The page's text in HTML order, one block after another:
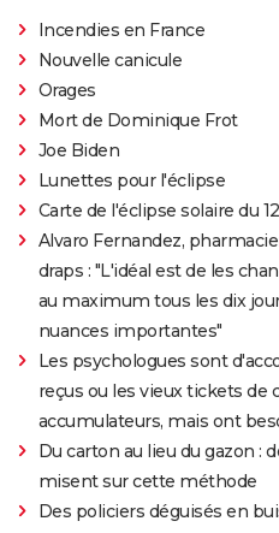
Incendies en France
Nouvelle canicule
Orages
Mort de Dominique Frot
Joe Biden
Lunettes pour l'éclipse
Carte de l'éclipse solaire du
Alvaro Fernandez,
draps : "L'idéal est de les
au maximum tous les dix
nuances importantes"
Les psychologues sont
reçus ou les vieux tickets de
accumulateurs, mais ont
Du carton au lieu du gazon :
misent sur cette méthode
Des policiers déguisés en